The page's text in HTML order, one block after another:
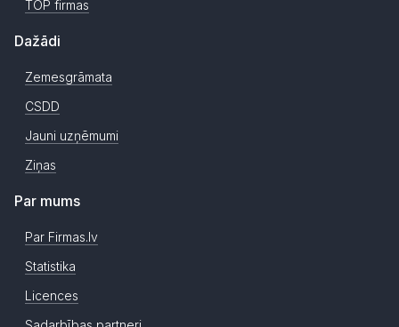
TOP firmas
Dažādi
Zemesgrāmata
CSDD
Jauni uzņēmumi
Ziņas
Par mums
Par Firmas.lv
Statistika
Licences